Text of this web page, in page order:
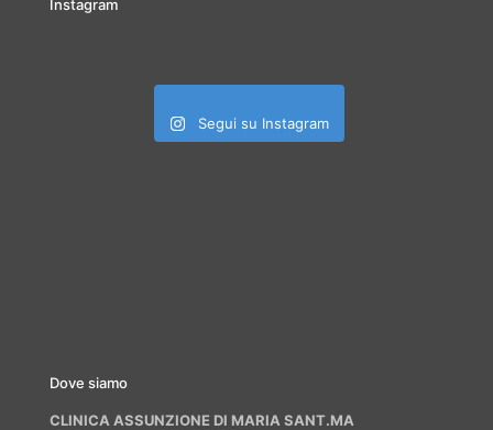
Instagram
Segui su Instagram
Dove siamo
CLINICA ASSUNZIONE DI MARIA SANT.MA